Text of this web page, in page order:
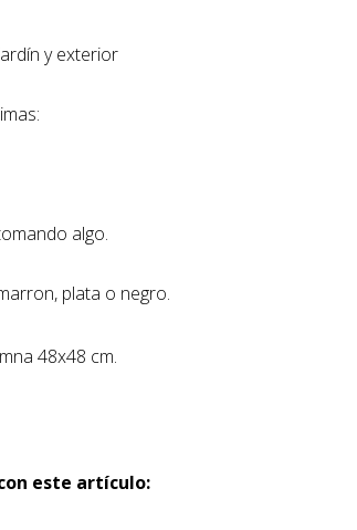
y exterior
algo.
plata o negro.
48x48 cm.
este artículo: